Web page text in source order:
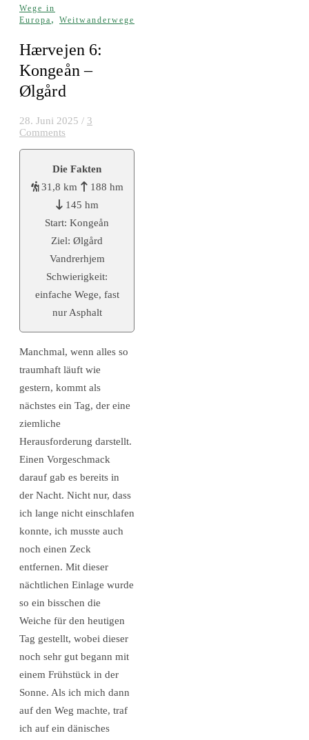
Wege in
Europa , Weitwanderwege
Hærvejen 6:
Kongeån –
Ølgård
28. Juni 2025 / 3
Comments
Die Fakten
31,8 km
188 hm
145 hm
Start: Kongeån
Ziel: Ølgård
Vandrerhjem
Schwierigkeit:
einfache Wege, fast
nur Asphalt
Manchmal, wenn alles so
traumhaft läuft wie
gestern, kommt als
nächstes ein Tag, der eine
ziemliche
Herausforderung darstellt.
Einen Vorgeschmack
darauf gab es bereits in
der Nacht. Nicht nur, dass
ich lange nicht einschlafen
konnte, ich musste auch
noch einen Zeck
entfernen. Mit dieser
nächtlichen Einlage wurde
so ein bisschen die
Weiche für den heutigen
Tag gestellt, wobei dieser
noch sehr gut begann mit
einem Frühstück in der
Sonne. Als ich mich dann
auf den Weg machte, traf
ich auf ein dänisches